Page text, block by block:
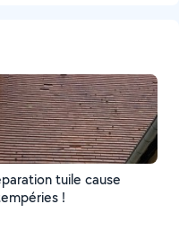
tuile cause
!